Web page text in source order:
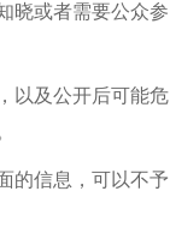
晓或者需要公众参
以及公开后可能危
的信息，可以不予